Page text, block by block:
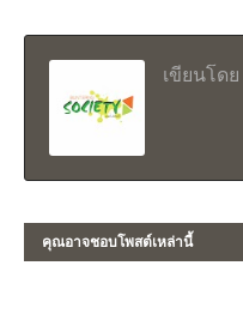
เขียนโดย
คุณอาจชอบโพสต์เหล่านี้